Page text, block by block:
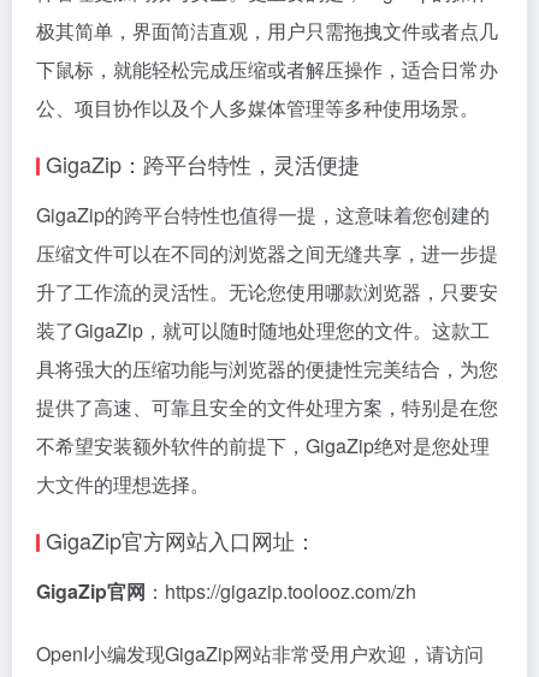
极其简单，界面简洁直观，用户只需拖拽文件或者点几
下鼠标，就能轻松完成压缩或者解压操作，适合日常办
公、项目协作以及个人多媒体管理等多种使用场景。
GigaZip：跨平台特性，灵活便捷
GigaZip的跨平台特性也值得一提，这意味着您创建的
压缩文件可以在不同的浏览器之间无缝共享，进一步提
升了工作流的灵活性。无论您使用哪款浏览器，只要安
装了GigaZip，就可以随时随地处理您的文件。这款工
具将强大的压缩功能与浏览器的便捷性完美结合，为您
提供了高速、可靠且安全的文件处理方案，特别是在您
不希望安装额外软件的前提下，GigaZip绝对是您处理
大文件的理想选择。
GigaZip官方网站入口网址：
GigaZip官网 ：https://gigazip.toolooz.com/zh
OpenI小编发现GigaZip网站非常受用户欢迎，请访问